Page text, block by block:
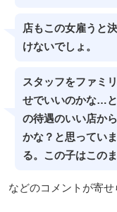
店もこの女雇うと
けないでしょ。
スタッフをファミ
せでいいのかな…
の待遇のいい店か
かな？と思ってい
る。この子はこの
などのコメントが寄せ